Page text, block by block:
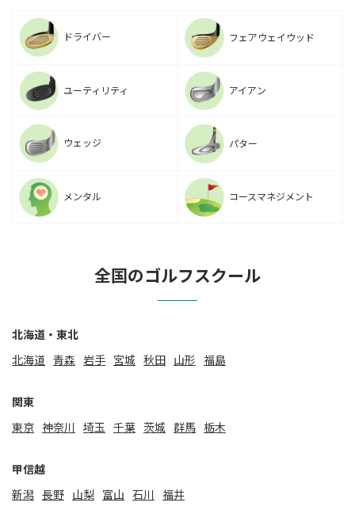
ドライバー フェアウェイウッド
ユーティリティ アイアン
ウェッジ パター
メンタル コースマネジメント
全国のゴルフスクール
北海道・東北
北海道 ⻘森 岩手 宮城 秋田 山形 福島
関東
東京 神奈川 埼玉 千葉 茨城 群馬 栃木
甲信越
新潟 ⻑野 山梨 富山 石川 福井